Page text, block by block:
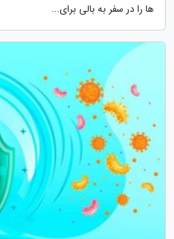
ها را در سفر به بالی برای...